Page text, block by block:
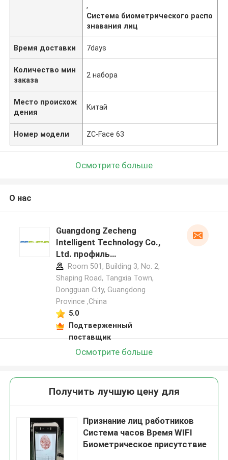
,
Система биометрического распо
знавания лиц
Время доставки 7days
Количество мин
заказа
2 набора
Место происхож
дения
Китай
Номер модели ZC-Face 63
Осмотрите больше
О нас
Guangdong Zecheng
Intelligent Technology Co.,
Ltd. профиль
производителя
Room 501, Building 3, No. 2,
Shaping Road, Tangxia Town,
Dongguan City, Guangdong
Province ,China
5.0
Подтверженный
поставщик
Осмотрите больше
Получить лучшую цену для
Признание лиц работников
Система часов Время WIFI
Биометрическое присутствие